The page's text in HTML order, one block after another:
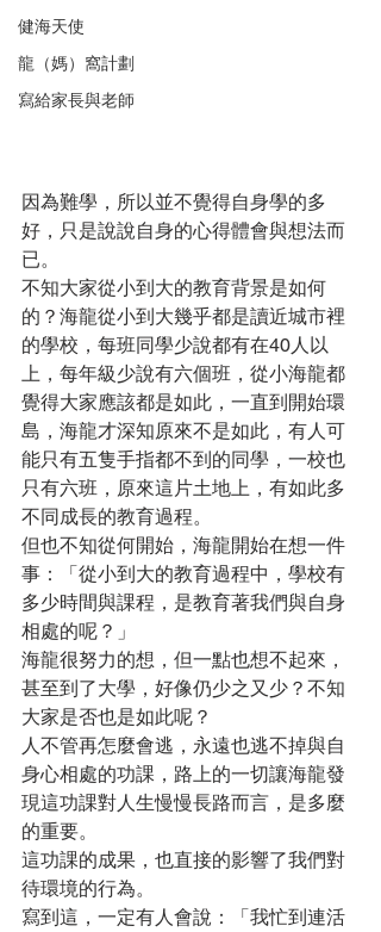
健海天使
龍（媽）窩計劃
寫給家長與老師
因為難學，所以並不覺得自身學的多
好，只是說說自身的心得體會與想法而
已。
不知大家從小到大的教育背景是如何
的？海龍從小到大幾乎都是讀近城市裡
的學校，每班同學少說都有在40人以
上，每年級少說有六個班，從小海龍都
覺得大家應該都是如此，一直到開始環
島，海龍才深知原來不是如此，有人可
能只有五隻手指都不到的同學，一校也
只有六班，原來這片土地上，有如此多
不同成長的教育過程。
但也不知從何開始，海龍開始在想一件
事：「從小到大的教育過程中，學校有
多少時間與課程，是教育著我們與自身
相處的呢？」
海龍很努力的想，但一點也想不起來，
甚至到了大學，好像仍少之又少？不知
大家是否也是如此呢？
人不管再怎麼會逃，永遠也逃不掉與自
身心相處的功課，路上的一切讓海龍發
現這功課對人生慢慢長路而言，是多麼
的重要。
這功課的成果，也直接的影響了我們對
待環境的行為。
寫到這，一定有人會說：「我忙到連活